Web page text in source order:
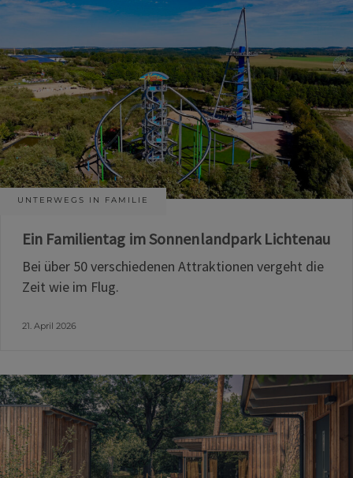
UNTERWEGS IN FAMILIE
Ein Familientag im Sonnenlandpark Lichtenau
Bei über 50 verschiedenen Attraktionen vergeht die
Zeit wie im Flug.
21. April 2026